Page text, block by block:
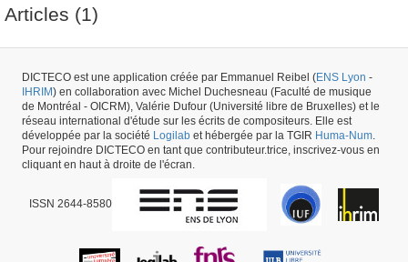
Articles (1)
conférence prononcée le 13 décembre 1913, répétée le 17 décembre de la
même année" - Journal de l'Université des Annales - 15/03/1914
Numéro de périodique #47038 -créé le 17/06/2020 par Mélanie de Montpellier
DICTECO est une application créée par Emmanuel Reibel (ENS Lyon -
IHRIM) en collaboration avec Michel Duchesneau (Faculté de musique
de Montréal - OICRM), Valérie Dufour (Université libre de Bruxelles) et le
réseau international d'étude sur les écrits de compositeurs. Elle est
développée par la société Logilab et hébergée par la TGIR Huma-Num
Pour rejoindre DICTECO en tant que contributeur.trice, inscrivez-vous en
cliquant en haut à droite de l'écran.
ISSN 2644-8580